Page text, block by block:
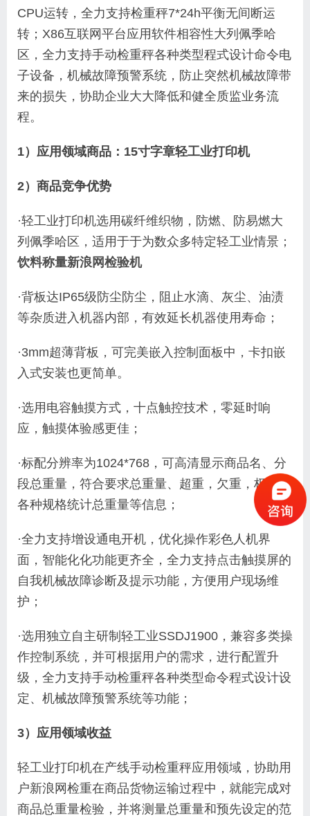
CPU运转，全力支持检重秤7*24h平衡无间断运
转；X86互联网平台应用软件相容性大列佩季哈
区，全力支持手动检重秤各种类型程式设计命令电
子设备，机械故障预警系统，防止突然机械故障带
来的损失，协助企业大大降低和健全质监业务流
程。
1）应用领域商品：15寸字章轻工业打印机
2）商品竞争优势
·轻工业打印机选用碳纤维织物，防燃、防易燃大
列佩季哈区，适用于于为数众多特定轻工业情景；
饮料称量新浪网检验机
·背板达IP65级防尘防尘，阻止水滴、灰尘、油渍
等杂质进入机器内部，有效延长机器使用寿命；
·3mm超薄背板，可完美嵌入控制面板中，卡扣嵌
入式安装也更简单。
·选用电容触摸方式，十点触控技术，零延时响
应，触摸体验感更佳；
·标配分辨率为1024*768，可高清显示商品名、分
段总重量，符合要求总重量、超重，欠重，极度，
各种规格统计总重量等信息；
·全力支持增设通电开机，优化操作彩色人机界
面，智能化化功能更齐全，全力支持点击触摸屏的
自我机械故障诊断及提示功能，方便用户现场维
护；
·选用独立自主研制轻工业SSDJ1900，兼容多类操
作控制系统，并可根据用户的需求，进行配置升
级，全力支持手动检重秤各种类型命令程式设计设
定、机械故障预警系统等功能；
3）应用领域收益
轻工业打印机在产线手动检重秤应用领域，协助用
户新浪网检重在商品货物运输过程中，就能完成对
商品总重量检验，并将测量总重量和预先设定的范